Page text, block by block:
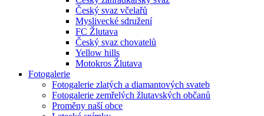
Český svaz včelařů
Myslivecké sdružení
FC Žlutava
Český svaz chovatelů
Yellow hills
Motokros Žlutava
Fotogalerie
Fotogalerie zlatých a diamantových svateb
Fotogalerie zemřelých žlutavských občanů
Proměny naší obce